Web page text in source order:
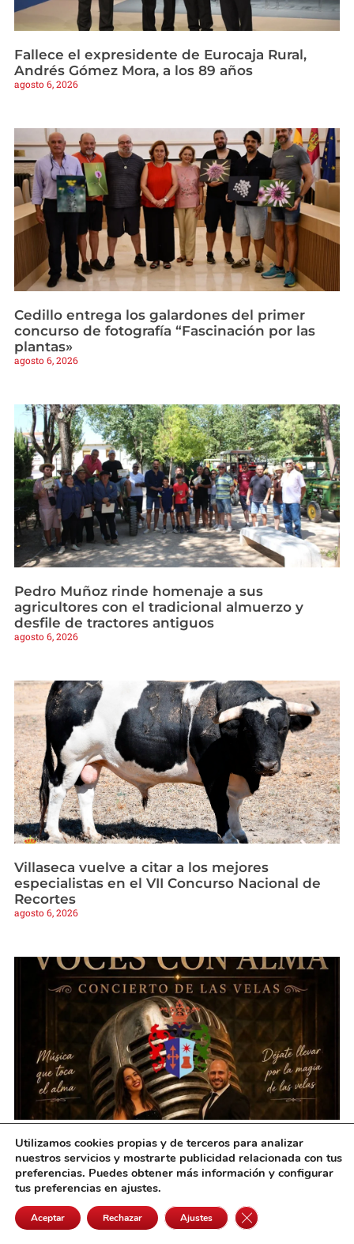
Fallece el expresidente de Eurocaja Rural,
Andrés Gómez Mora, a los 89 años
agosto 6, 2026
Cedillo entrega los galardones del primer
concurso de fotografía “Fascinación por las
plantas»
agosto 6, 2026
Pedro Muñoz rinde homenaje a sus
agricultores con el tradicional almuerzo y
desfile de tractores antiguos
agosto 6, 2026
Villaseca vuelve a citar a los mejores
especialistas en el VII Concurso Nacional de
Recortes
agosto 6, 2026
Villanueva de Alcardete vivirá una noche
mágica de música bajo la luz de las velas
agosto 6, 2026
Utilizamos cookies propias y de terceros para analizar
nuestros servicios y mostrarte publicidad relacionada con tus
preferencias. Puedes obtener más información y configurar
tus preferencias en ajustes.
Aceptar Rechazar Ajustes Cerrar el banner de